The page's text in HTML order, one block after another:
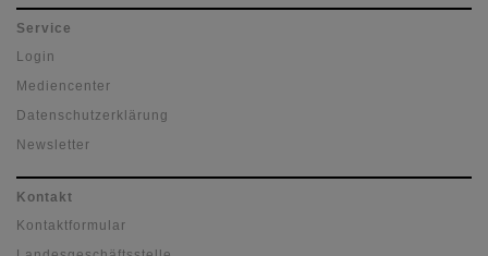
Service
Login
Mediencenter
Datenschutzerklärung
Newsletter
Kontakt
Kontaktformular